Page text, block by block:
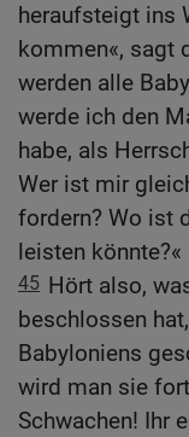
heraufsteigt ins
kommen«, sagt
werden alle
werde ich den
habe, als
Wer ist mir
fordern? Wo ist
leisten könnte?«
45 Hört also,
beschlossen
Babyloniens
wird man sie
Schwachen! Ihr